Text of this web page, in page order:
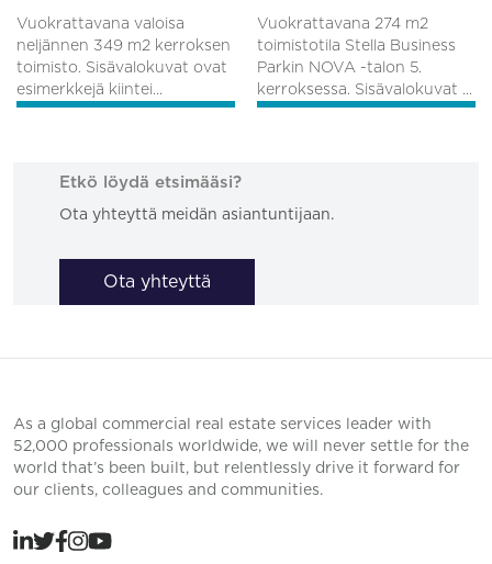
Vuokrattavana valoisa
neljännen 349 m2 kerroksen
toimisto. Sisävalokuvat ovat
esimerkkejä kiintei...
Vuokrattavana 274 m2
toimistotila Stella Business
Parkin NOVA -talon 5.
kerroksessa. Sisävalokuvat ...
Etkö löydä etsimääsi?
Ota yhteyttä meidän asiantuntijaan.
Ota yhteyttä
As a global commercial real estate services leader with
52,000 professionals worldwide, we will never settle for the
world that’s been built, but relentlessly drive it forward for
our clients, colleagues and communities.